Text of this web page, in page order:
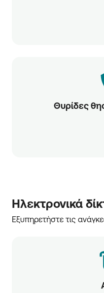
Θυρίδες
Ηλεκτρονικά
Εξυπηρετήστε τις